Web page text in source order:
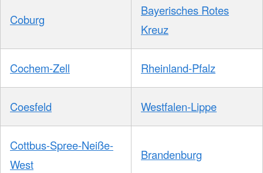
Coburg
Bayerisches Rotes
Kreuz
Cochem-Zell Rheinland-Pfalz
Coesfeld Westfalen-Lippe
Cottbus-Spree-Neiße-
West
Brandenburg